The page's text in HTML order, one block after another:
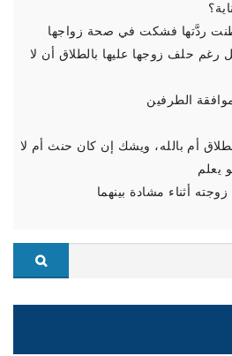
ردَّتها فشكت في صحة زواجها
حلف زوجها عليها بالطلاق أن لا
الطرفين
أم بالله، ويشك إن كان حنث أم لا
يعلم
أثناء مشادة بينهما